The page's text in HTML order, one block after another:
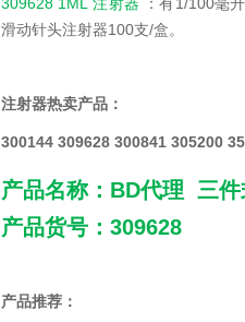
滑动针头注射器100支/盒。
注射器热卖产品：
300144 309628 300841 305200
产品名称：BD代理 三
产品货号：309628
产品推荐：